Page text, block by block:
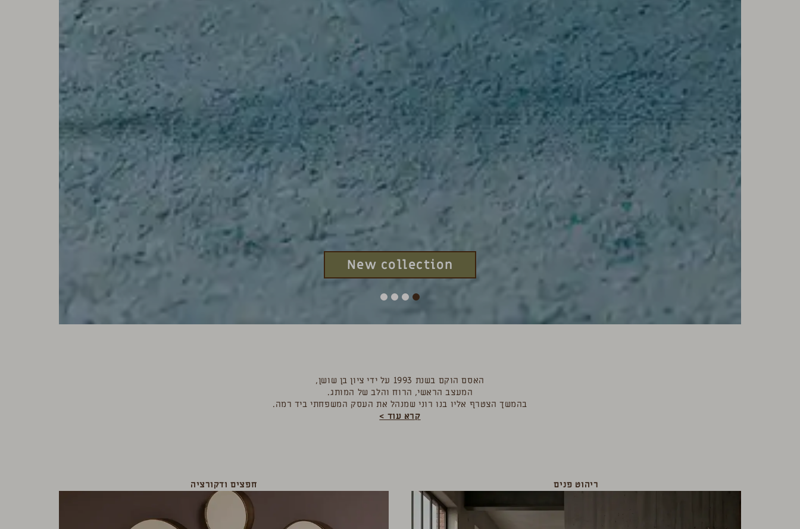
New collection
האסם הוקם בשנת 1993 על ידי ציון בן שושן,
המעצב הראשי, הרוח והלב של המותג.
בהמשך הצטרף אליו בנו רוני שמנהל את העסק המשפחתי ביד רמה.
קרא עוד >
ריהוט פנים חפצים ודקורציה